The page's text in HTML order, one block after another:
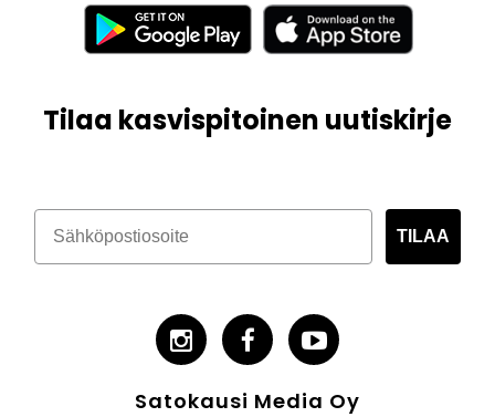
Tilaa kasvispitoinen uutiskirje
TILAA
Satokausi Media Oy